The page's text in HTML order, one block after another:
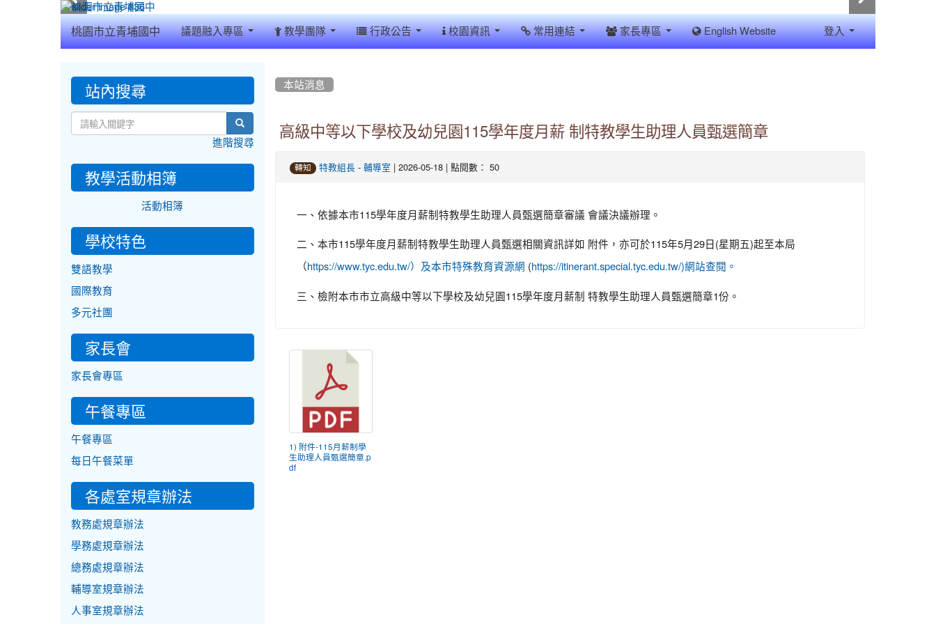
桃園市立青埔國中 議題融入專區 教學團隊 行政公告 校園資訊 常用連結 家長專區 English Website 登入
本站消息
高級中等以下學校及幼兒園115學年度月薪 制特教學生助理人員甄選簡章
轉知 特教組長- 輔導室 | 2026-05-18 | 點閱數： 50
一、依據本市115學年度月薪制特教學生助理人員甄選簡章審議 會議決議辦理。
二、本市115學年度月薪制特教學生助理人員甄選相關資訊詳如 附件，亦可於115年5月29日(星期五)起至本局
（ https://www.tyc.edu.tw/）及本市特殊教育資源網 ( https://itinerant.special.tyc.edu.tw/)網站查閱。
三、檢附本市市立高級中等以下學校及幼兒園115學年度月薪制 特教學生助理人員甄選簡章1份。
1) 附件-115月薪制學
生助理人員甄選簡章.p
df
::: 站內搜尋
search
進階搜尋
教學活動相簿
活動相簿
學校特色
雙語教學
國際教育
多元社團
家長會
家長會專區
午餐專區
午餐專區
每日午餐菜單
各處室規章辦法
教務處規章辦法
學務處規章辦法
總務處規章辦法
輔導室規章辦法
人事室規章辦法